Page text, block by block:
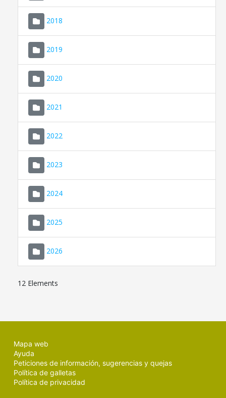
2018
2019
2020
2021
2022
2023
2024
2025
2026
12 Elements
Mapa web
Ayuda
Peticiones de información, sugerencias y quejas
Política de galletas
Política de privacidad